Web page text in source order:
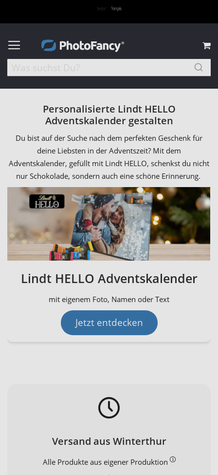
Personalisierte Lindt HELLO
Adventskalender gestalten
Du bist auf der Suche nach dem perfekten Geschenk für
deine Liebsten in der Adventszeit? Mit dem
Adventskalender, gefüllt mit Lindt HELLO, schenkst du nicht
nur Schokolade, sondern auch eine schöne Erinnerung.
Lindt HELLO Adventskalender
mit eigenem Foto, Namen oder Text
Jetzt entdecken
Versand aus Winterthur
Alle Produkte aus eigener Produktion